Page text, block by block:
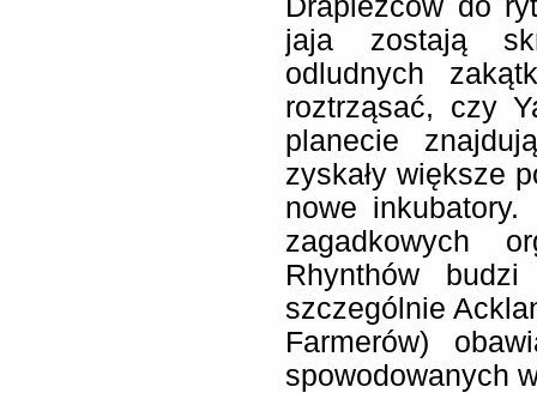
Drapieżców do
jaja zostają
odludnych
roztrząsać, czy
planecie
zyskały większe
nowe
zagadkowych
Rhynthów budzi
szczególnie
Farmerów)
spowodowanych